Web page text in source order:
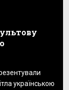
українською